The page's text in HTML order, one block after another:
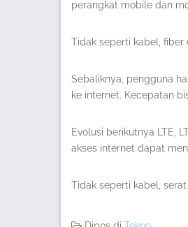
perangkat mobile dan
Tidak seperti kabel, fiber
Sebaliknya, pengguna
ke internet. Kecepatan
Evolusi berikutnya LTE,
akses internet dapat
Tidak seperti kabel,